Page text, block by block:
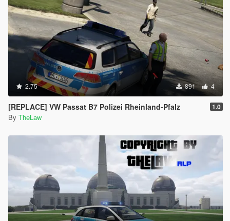
2.75 891 4
[REPLACE] VW Passat B7 Polizei Rheinland-Pfalz 1.0
By TheLaw